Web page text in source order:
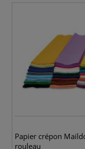
Papier crépon
rouleau